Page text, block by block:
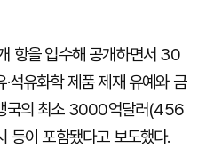
항을 입수해 공개하면서 30
석유화학 제품 제재 유예와 금
국의 최소 3000억달러(456
등이 포함됐다고 보도했다.